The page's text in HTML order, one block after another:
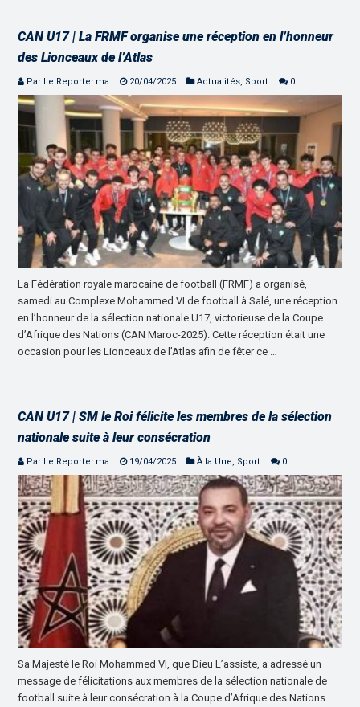
CAN U17 | La FRMF organise une réception en l’honneur
des Lionceaux de l’Atlas
Par Le Reporter.ma 20/04/2025 Actualités, Sport 0
La Fédération royale marocaine de football (FRMF) a organisé,
samedi au Complexe Mohammed VI de football à Salé, une réception
en l’honneur de la sélection nationale U17, victorieuse de la Coupe
d’Afrique des Nations (CAN Maroc-2025). Cette réception était une
occasion pour les Lionceaux de l’Atlas afin de fêter ce …
CAN U17 | SM le Roi félicite les membres de la sélection
nationale suite à leur consécration
Par Le Reporter.ma 19/04/2025 À la Une, Sport 0
Sa Majesté le Roi Mohammed VI, que Dieu L’assiste, a adressé un
message de félicitations aux membres de la sélection nationale de
football suite à leur consécration à la Coupe d’Afrique des Nations